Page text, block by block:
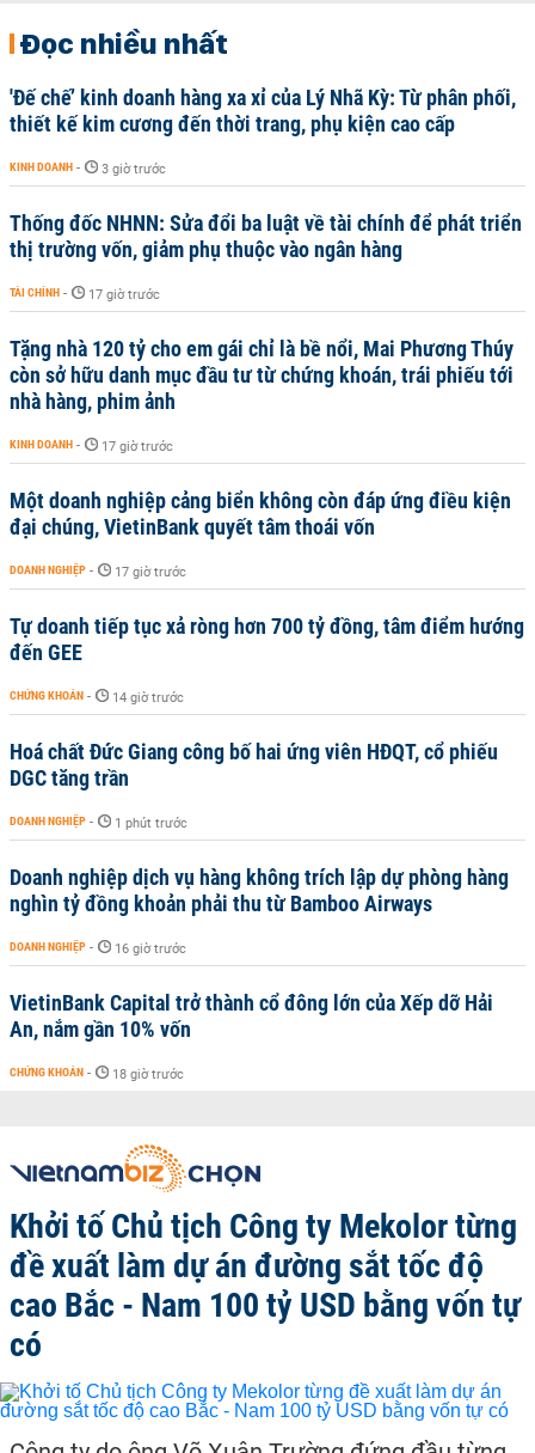
Đọc nhiều nhất
'Đế chế’ kinh doanh hàng xa xỉ của Lý Nhã Kỳ: Từ phân phối,
thiết kế kim cương đến thời trang, phụ kiện cao cấp
KINH DOANH - 3 giờ trước
Thống đốc NHNN: Sửa đổi ba luật về tài chính để phát triển
thị trường vốn, giảm phụ thuộc vào ngân hàng
TÀI CHÍNH - 17 giờ trước
Tặng nhà 120 tỷ cho em gái chỉ là bề nổi, Mai Phương Thúy
còn sở hữu danh mục đầu tư từ chứng khoán, trái phiếu tới
nhà hàng, phim ảnh
KINH DOANH - 17 giờ trước
Một doanh nghiệp cảng biển không còn đáp ứng điều kiện
đại chúng, VietinBank quyết tâm thoái vốn
DOANH NGHIỆP - 17 giờ trước
Tự doanh tiếp tục xả ròng hơn 700 tỷ đồng, tâm điểm hướng
đến GEE
CHỨNG KHOÁN - 14 giờ trước
Hoá chất Đức Giang công bố hai ứng viên HĐQT, cổ phiếu
DGC tăng trần
DOANH NGHIỆP - 1 phút trước
Doanh nghiệp dịch vụ hàng không trích lập dự phòng hàng
nghìn tỷ đồng khoản phải thu từ Bamboo Airways
DOANH NGHIỆP - 16 giờ trước
VietinBank Capital trở thành cổ đông lớn của Xếp dỡ Hải
An, nắm gần 10% vốn
CHỨNG KHOÁN - 18 giờ trước
Khởi tố Chủ tịch Công ty Mekolor từng
đề xuất làm dự án đường sắt tốc độ
cao Bắc - Nam 100 tỷ USD bằng vốn tự
có